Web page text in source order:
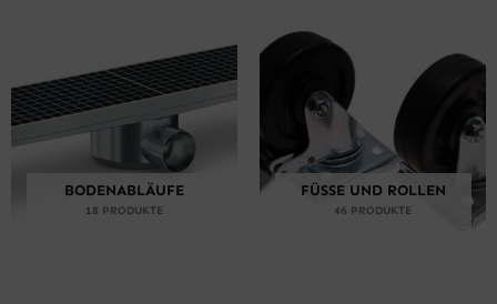
BODENABLÄUFE
18 PRODUKTE
FÜSSE UND ROLLEN
46 PRODUKTE